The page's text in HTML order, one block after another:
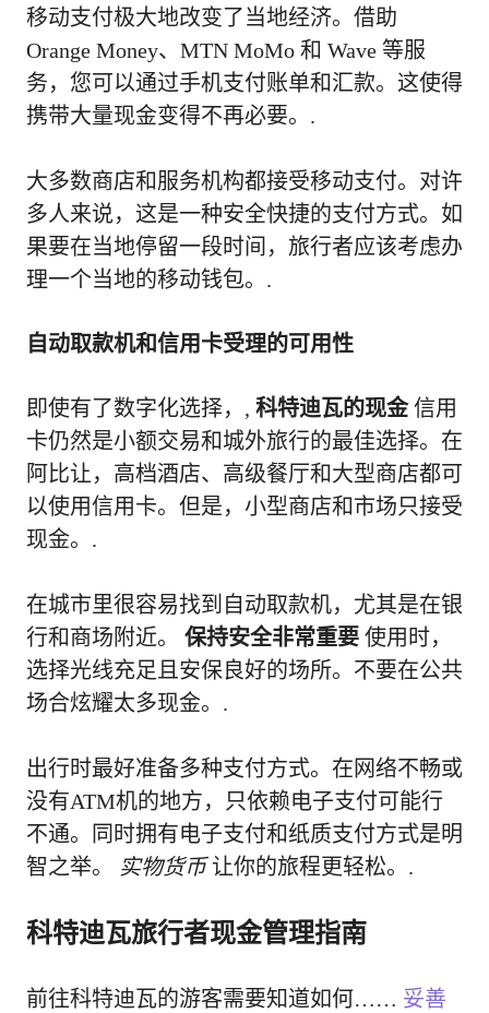
移动支付极大地改变了当地经济。借助
Orange Money、MTN MoMo 和 Wave 等服
务，您可以通过手机支付账单和汇款。这使得
携带大量现金变得不再必要。.
大多数商店和服务机构都接受移动支付。对许
多人来说，这是一种安全快捷的支付方式。如
果要在当地停留一段时间，旅行者应该考虑办
理一个当地的移动钱包。.
自动取款机和信用卡受理的可用性
即使有了数字化选择，, 科特迪瓦的现金信用
卡仍然是小额交易和城外旅行的最佳选择。在
阿比让，高档酒店、高级餐厅和大型商店都可
以使用信用卡。但是，小型商店和市场只接受
现金。.
在城市里很容易找到自动取款机，尤其是在银
行和商场附近。 保持安全非常重要 使用时，
选择光线充足且安保良好的场所。不要在公共
场合炫耀太多现金。.
出行时最好准备多种支付方式。在网络不畅或
没有ATM机的地方，只依赖电子支付可能行
不通。同时拥有电子支付和纸质支付方式是明
智之举。 实物货币让你的旅程更轻松。.
科特迪瓦旅行者现金管理指南
前往科特迪瓦的游客需要知道如何…… 妥善